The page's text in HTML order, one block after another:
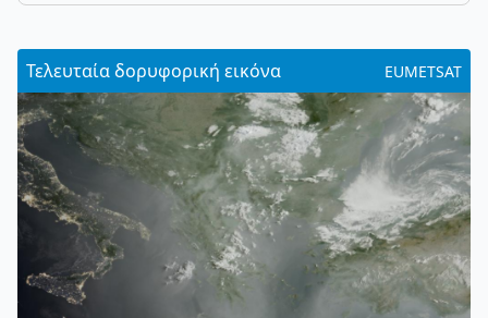
Τελευταία δορυφορική εικόνα EUMETSAT